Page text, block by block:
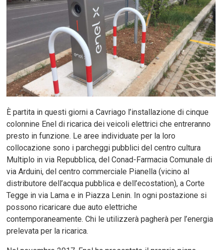
È partita in questi giorni a Cavriago l’installazione di cinque
colonnine Enel di ricarica dei veicoli elettrici che entreranno
presto in funzione. Le aree individuate per la loro
collocazione sono i parcheggi pubblici del centro cultura
Multiplo in via Repubblica, del Conad-Farmacia Comunale di
via Arduini, del centro commerciale Pianella (vicino al
distributore dell’acqua pubblica e dell’ecostation), a Corte
Tegge in via Lama e in Piazza Lenin. In ogni postazione si
possono ricaricare due auto elettriche
contemporaneamente. Chi le utilizzerà pagherà per l’energia
prelevata per la ricarica.